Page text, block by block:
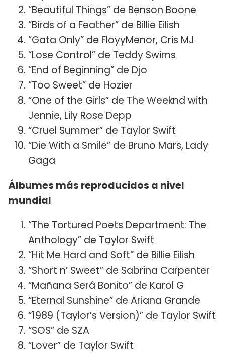
“Beautiful Things” de Benson Boone
“Birds of a Feather” de Billie Eilish
“Gata Only” de FloyyMenor, Cris MJ
“Lose Control” de Teddy Swims
“End of Beginning” de Djo
“Too Sweet” de Hozier
“One of the Girls” de The Weeknd with
Jennie, Lily Rose Depp
“Cruel Summer” de Taylor Swift
“Die With a Smile” de Bruno Mars, Lady
Gaga
Álbumes más reproducidos a nivel
mundial
“The Tortured Poets Department: The
Anthology” de Taylor Swift
“Hit Me Hard and Soft” de Billie Eilish
“Short n’ Sweet” de Sabrina Carpenter
“Mañana Será Bonito” de Karol G
“Eternal Sunshine” de Ariana Grande
“1989 (Taylor’s Version)” de Taylor Swift
“SOS” de SZA
“Lover” de Taylor Swift